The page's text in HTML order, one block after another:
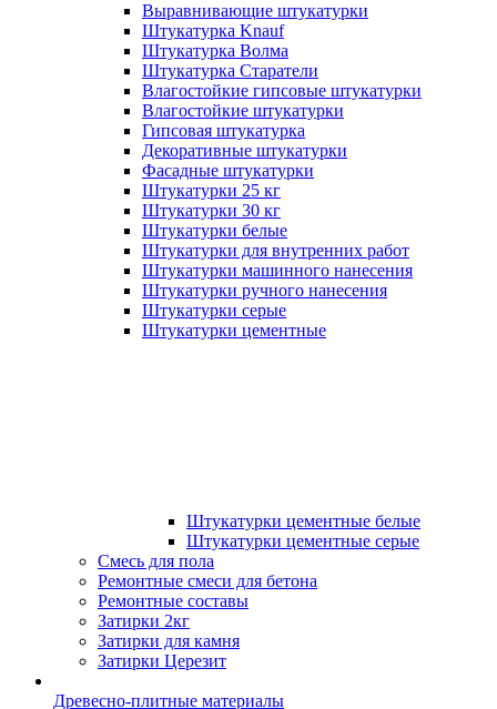
Выравнивающие штукатурки
Штукатурка Knauf
Штукатурка Волма
Штукатурка Старатели
Влагостойкие гипсовые штукатурки
Влагостойкие штукатурки
Гипсовая штукатурка
Декоративные штукатурки
Фасадные штукатурки
Штукатурки 25 кг
Штукатурки 30 кг
Штукатурки белые
Штукатурки для внутренних работ
Штукатурки машинного нанесения
Штукатурки ручного нанесения
Штукатурки серые
Штукатурки цементные
Штукатурки цементные белые
Штукатурки цементные серые
Смесь для пола
Ремонтные смеси для бетона
Ремонтные составы
Затирки 2кг
Затирки для камня
Затирки Церезит
Древесно-плитные материалы